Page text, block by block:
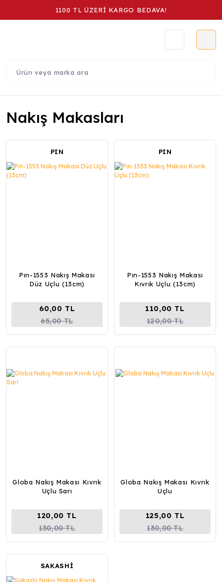
1100 TL ÜZERİ KARGO BEDAVA!
Nakış Makasları
PIN
Pın-1553 Nakış Makası
Düz Uçlu (13cm)
60,00 TL
65,00 TL
PIN
Pın-1553 Nakış Makası
Kıvrık Uçlu (13cm)
110,00 TL
120,00 TL
Globa Nakış Makası Kıvrık
Uçlu Sarı
120,00 TL
130,00 TL
Globa Nakış Makası Kıvrık
Uçlu
125,00 TL
130,00 TL
SAKASHİ